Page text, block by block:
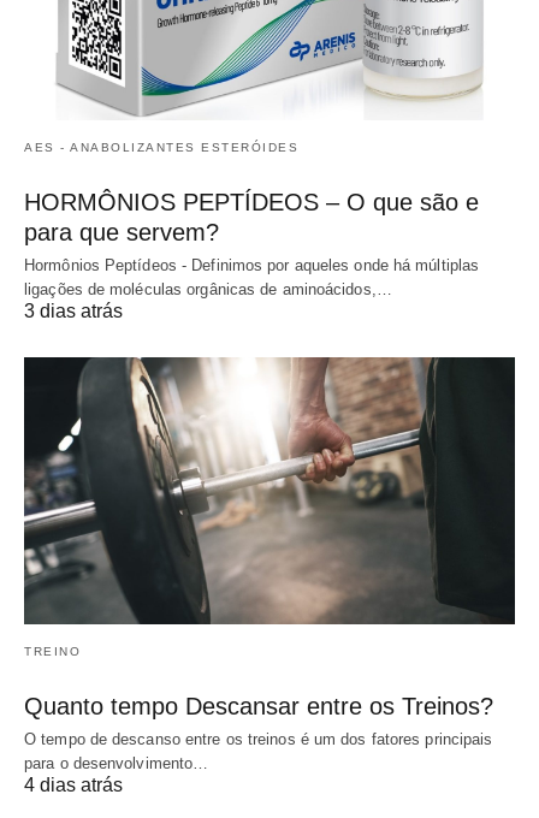
AES - ANABOLIZANTES ESTERÓIDES
HORMÔNIOS PEPTÍDEOS – O que são e
para que servem?
Hormônios Peptídeos - Definimos por aqueles onde há múltiplas
ligações de moléculas orgânicas de aminoácidos,…
3 dias atrás
TREINO
Quanto tempo Descansar entre os Treinos?
O tempo de descanso entre os treinos é um dos fatores principais
para o desenvolvimento…
4 dias atrás